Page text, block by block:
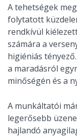
A tehetségek
folytatott
rendkívül
számára a
higiéniás
a maradásról
minőségén és a
A munkáltatói
legerősebb
hajlandó